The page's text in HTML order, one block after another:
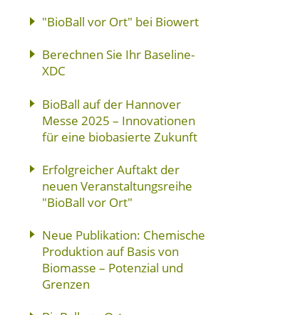
"BioBall vor Ort" bei Biowert
Berechnen Sie Ihr Baseline-
XDC
BioBall auf der Hannover
Messe 2025 – Innovationen
für eine biobasierte Zukunft
Erfolgreicher Auftakt der
neuen Veranstaltungsreihe
"BioBall vor Ort"
Neue Publikation: Chemische
Produktion auf Basis von
Biomasse – Potenzial und
Grenzen